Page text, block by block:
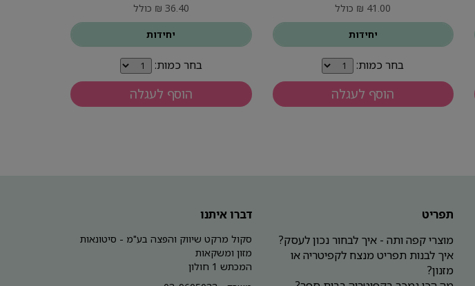
41.00 ₪ כולל
יחידות
בחר כמות:
הוסף לעגלה
36.40 ₪ כולל
יחידות
בחר כמות:
הוסף לעגלה
דברו איתנו
סקול מרקט שיווק והפצה בע"מ - סיטונאות
מזון ומשקאות
המכתש 1 חולון
תפריט
מוצרי קפה ותה - איך לבחור נכון לעסק?
איך לבנות תפריט מנצח לקפיטריה או
מזנון?